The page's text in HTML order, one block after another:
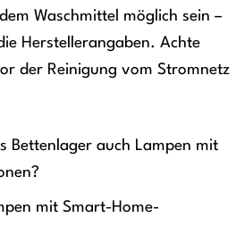
Waschmittel möglich sein –
Herstellerangaben. Achte
der Reinigung vom Stromnetz
Bettenlager auch Lampen mit
mit Smart-Home-